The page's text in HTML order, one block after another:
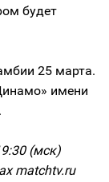
будет
25 марта.
имени
(мск)
matchtv.ru